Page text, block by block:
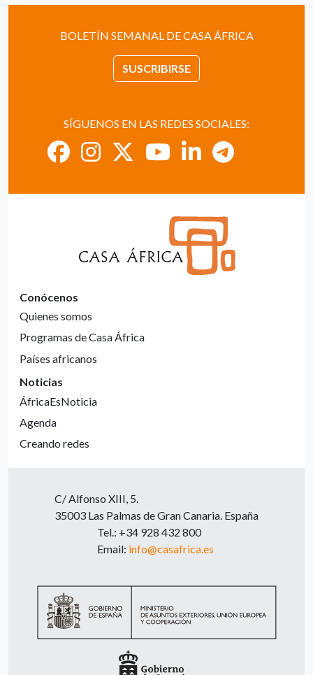
BOLETÍN SEMANAL DE CASA ÁFRICA
SUSCRIBIRSE
SÍGUENOS EN LAS REDES SOCIALES:
Conócenos
Quienes somos
Programas de Casa África
Países africanos
Noticias
ÁfricaEsNoticia
Agenda
Creando redes
C/ Alfonso XIII, 5.
35003 Las Palmas de Gran Canaria. España
Tel.: +34 928 432 800
Email: info@casafrica.es